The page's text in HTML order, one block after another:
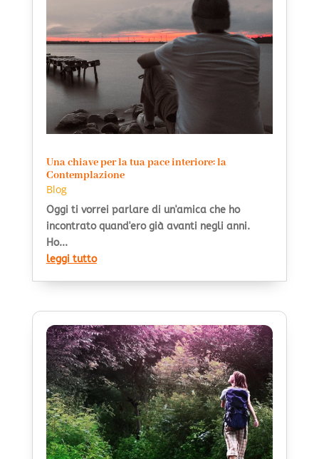
Una chiave per la tua pace interiore: la
Contemplazione
Blog
Oggi ti vorrei parlare di un'amica che ho
incontrato quand'ero già avanti negli anni.
Ho...
leggi tutto